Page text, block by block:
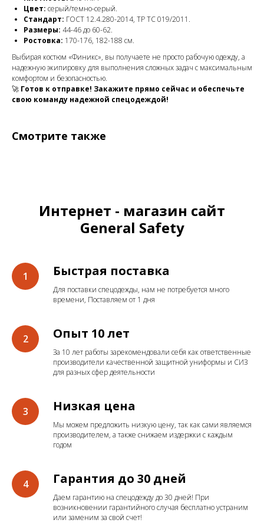
Цвет: серый/темно-серый.
Стандарт: ГОСТ 12.4.280-2014, ТР ТС 019/2011.
Размеры: 44-46 до 60-62.
Ростовка: 170-176, 182-188 см.
Выбирая костюм «Финикс», вы получаете не просто рабочую одежду, а
надежную экипировку для выполнения сложных задач с максимальным
комфортом и безопасностью.
🚀 Готов к отправке! Закажите прямо сейчас и обеспечьте
свою команду надежной спецодеждой!
Смотрите также
Интернет - магазин сайт
General Safety
Быстрая поставка
Для поставки спецодежды, нам не потребуется много
времени, Поставляем от 1 дня
Опыт 10 лет
За 10 лет работы зарекомендовали себя как ответственные
производители качественной защитной униформы и СИЗ
для разных сфер деятельности
Низкая цена
Мы можем предложить низкую цену, так как сами являемся
производителем, а также снижаем издержки с каждым
годом
Гарантия до 30 дней
Даем гарантию на спецодежду до 30 дней! При
возникновении гарантийного случая бесплатно устраним
или заменим за свой счет!